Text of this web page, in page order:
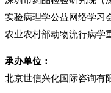
实验病理学公益网络学习
农业农村部动物流行病学
承办单位：
北京世信兴化国际咨询有